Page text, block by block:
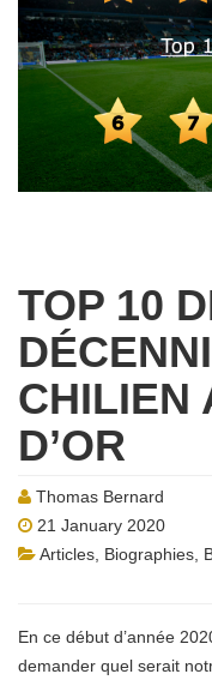
TOP 10
CHILIEN
D’OR
Thomas Bernard
21 January 2020
Articles Biographies
En ce début d’année
demander quel serait